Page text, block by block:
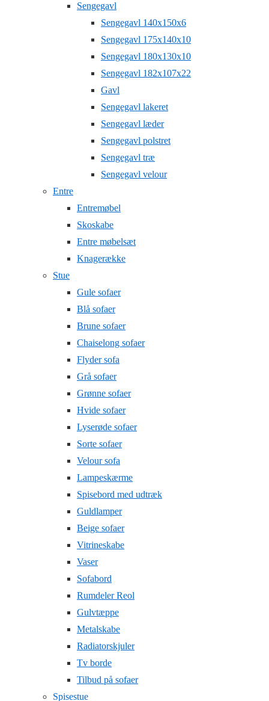
Sengegavl
Sengegavl 140x150x6
Sengegavl 175x140x10
Sengegavl 180x130x10
Sengegavl 182x107x22
Gavl
Sengegavl lakeret
Sengegavl læder
Sengegavl polstret
Sengegavl træ
Sengegavl velour
Entre
Entremøbel
Skoskabe
Entre møbelsæt
Knagerække
Stue
Gule sofaer
Blå sofaer
Brune sofaer
Chaiselong sofaer
Flyder sofa
Grå sofaer
Grønne sofaer
Hvide sofaer
Lyserøde sofaer
Sorte sofaer
Velour sofa
Lampeskærme
Spisebord med udtræk
Guldlamper
Beige sofaer
Vitrineskabe
Vaser
Sofabord
Rumdeler Reol
Gulvtæppe
Metalskabe
Radiatorskjuler
Tv borde
Tilbud på sofaer
Spisestue